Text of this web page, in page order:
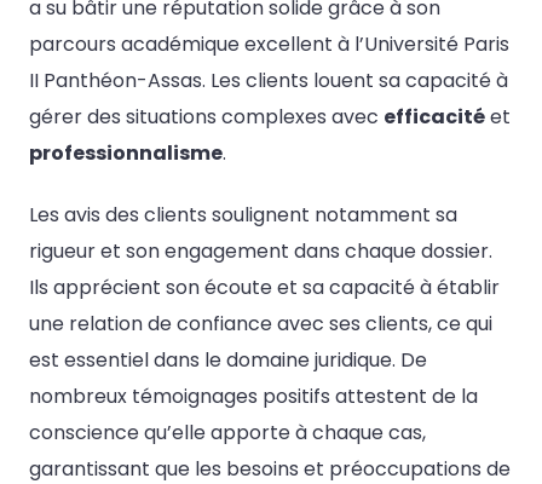
a su bâtir une réputation solide grâce à son
parcours académique excellent à l’Université Paris
II Panthéon-Assas. Les clients louent sa capacité à
gérer des situations complexes avec efficacitéet
professionnalisme.
Les avis des clients soulignent notamment sa
rigueur et son engagement dans chaque dossier.
Ils apprécient son écoute et sa capacité à établir
une relation de confiance avec ses clients, ce qui
est essentiel dans le domaine juridique. De
nombreux témoignages positifs attestent de la
conscience qu’elle apporte à chaque cas,
garantissant que les besoins et préoccupations de